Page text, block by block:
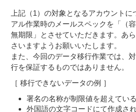
上記（1）の対象となるアカウント
アル作業時のメールスペックを「（
無期限」とさせていただきます。あ
さいますようお願いいたします。
また、今回のデータ移行作業では、
行を保証するものではありません。
［ 移行できないデータの例 ］
署名の名称が制限値を超えてい
外国語の文字コードにて作成さ